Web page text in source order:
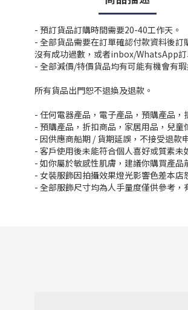
- 預訂貨品訂購時間需要20-40工作天。
- 全部貨品需要在訂單確認付款資料後
沒有成功過數，或者inbox/WhatsApp訂
- 全部減價/特價貨品均有可能有機會有
所有貨品出門恕不退換及退款。
- 任何電器產品，電子產品，預購產品
- 預購產品，折扣商品，家居用品，兒童
- 因供應商船期 / 貨期延誤，不接受退款
- 客戶使用後未能符合個人喜好或質素未
- 如你屬於敏感性肌膚，建議你購買產
- 女裝服飾因拍攝效果燈光影響色差本店
- 全部服飾尺寸均為人手量度僅供參考